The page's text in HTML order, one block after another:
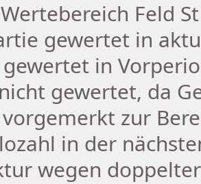
Wertebereich Feld
gewertet in
gewertet in
gewertet, da
vorgemerkt zur
in der
wegen